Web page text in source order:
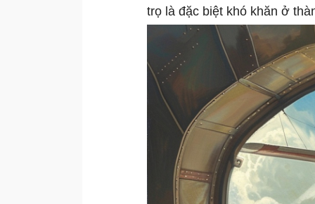
trọ là đặc biệt khó khăn ở